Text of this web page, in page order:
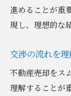
進めることが重
現し、理想的な
交渉の流れを
不動産売却をス
理解することが